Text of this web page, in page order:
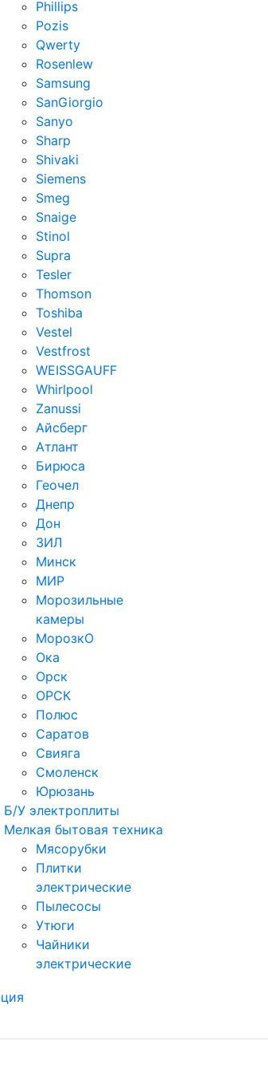
Phillips
Pozis
Qwerty
Rosenlew
Samsung
SanGiorgio
Sanyo
Sharp
Shivaki
Siemens
Smeg
Snaige
Stinol
Supra
Tesler
Thomson
Toshiba
Vestel
Vestfrost
WEISSGAUFF
Whirlpool
Zanussi
Айсберг
Атлант
Бирюса
Геочел
Днепр
Дон
ЗИЛ
Минск
МИР
Морозильные
камеры
МорозкО
Ока
Орск
ОРСК
Полюс
Саратов
Свияга
Смоленск
Юрюзань
Б/У электроплиты
Мелкая бытовая техника
Мясорубки
Плитки
электрические
Пылесосы
Утюги
Чайники
электрические